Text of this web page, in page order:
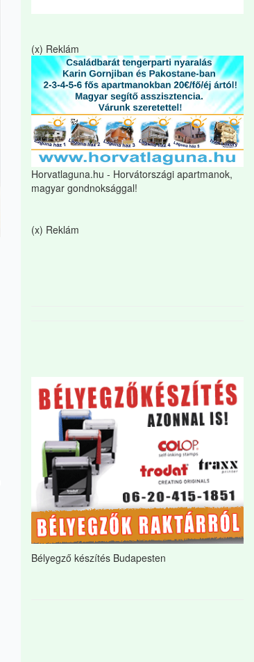
(x) Reklám
Horvatlaguna.hu - Horvátországi apartmanok,
magyar gondnoksággal!
(x) Reklám
Bélyegző készítés Budapesten